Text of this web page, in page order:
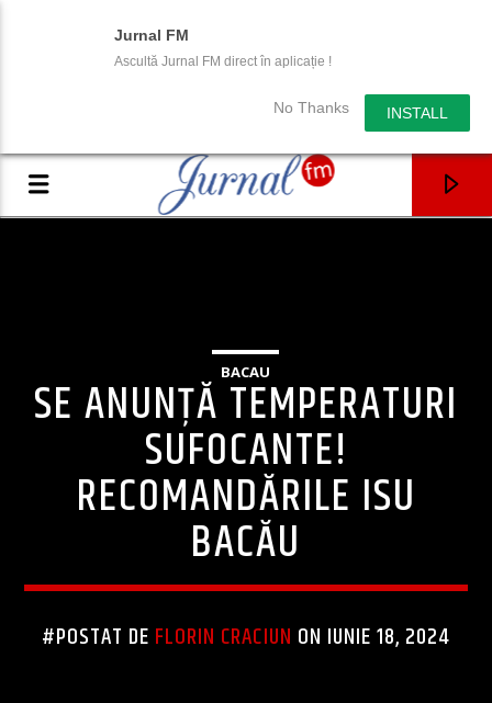
Jurnal FM
Ascultă Jurnal FM direct în aplicație !
No Thanks INSTALL
BACAU
SE ANUNȚĂ TEMPERATURI
SUFOCANTE!
RECOMANDĂRILE ISU
BACĂU
#POSTAT DE FLORIN CRACIUN ON IUNIE 18, 2024